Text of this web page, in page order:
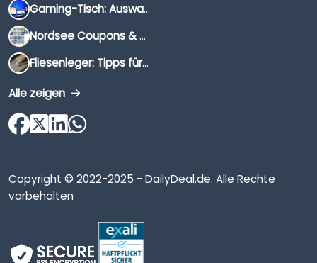
Gaming-Tisch: Auswahlkriterien, Unterschiede & Tipps
Nordsee Coupons & Gutscheine 2026
Fliesenleger: Tipps für die Auswahl
Alle zeigen
Copyright © 2022-2025 - DailyDeal.de. Alle Rechte
vorbehalten